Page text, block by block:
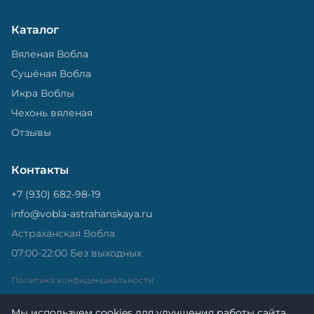
Каталог
Вяленая Вобла
Сушёная Вобла
Икра Воблы
Чехонь вяленая
Отзывы
Контакты
+7 (930) 682-98-19
info@vobla-astrahanskaya.ru
Астраханская Вобла
07:00-22:00 Без выходных
Политика конфиденциальности